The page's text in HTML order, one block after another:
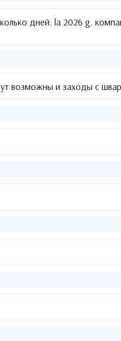
дней . la 2026 g.
возможны и заходы с